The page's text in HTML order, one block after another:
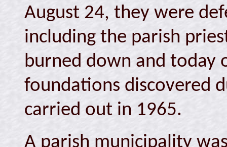
August 24, they were
including the parish
burned down and today
foundations discovered
carried out in 1965.
A parish municipality